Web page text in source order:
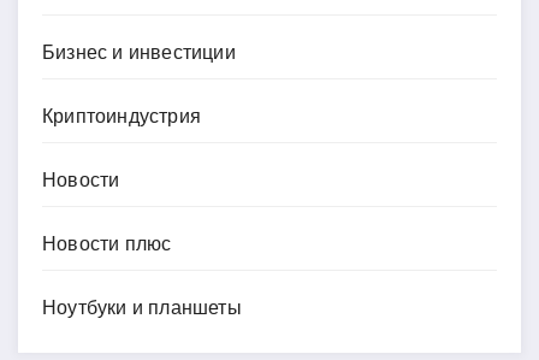
Бизнес и инвестиции
Криптоиндустрия
Новости
Новости плюс
Ноутбуки и планшеты